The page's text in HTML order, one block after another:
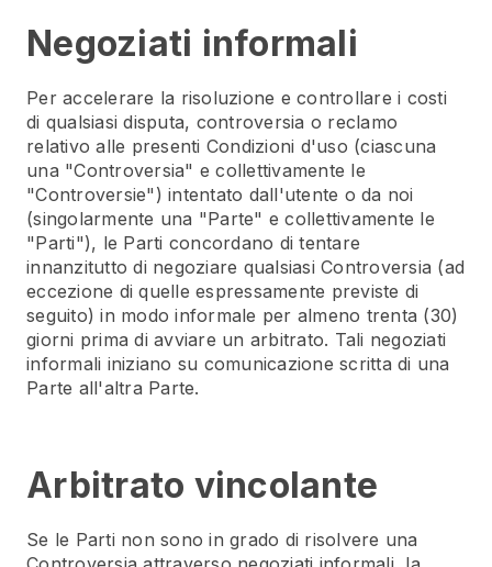
Negoziati informali
Per accelerare la risoluzione e controllare i costi
di qualsiasi disputa, controversia o reclamo
relativo alle presenti Condizioni d'uso (ciascuna
una "Controversia" e collettivamente le
"Controversie") intentato dall'utente o da noi
(singolarmente una "Parte" e collettivamente le
"Parti"), le Parti concordano di tentare
innanzitutto di negoziare qualsiasi Controversia (ad
eccezione di quelle espressamente previste di
seguito) in modo informale per almeno trenta (30)
giorni prima di avviare un arbitrato. Tali negoziati
informali iniziano su comunicazione scritta di una
Parte all'altra Parte.
Arbitrato vincolante
Se le Parti non sono in grado di risolvere una